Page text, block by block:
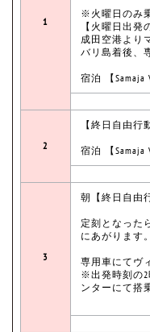
1
※火曜日のみ
【火曜日出発
成田空港より
バリ島着後、
宿泊 【Samaja
2
【終日自由行
宿泊 【Samaja
3
朝【終日自由
定刻となった
にあがります。
専用車にてヴ
※出発時刻の2
ンターにて搭